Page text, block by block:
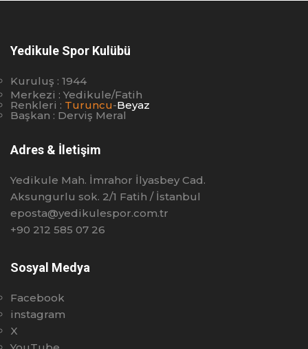
Yedikule Spor Kulübü
Kuruluş : 1944
Merkezi : Yedikule/Fatih
Renkleri : Turuncu-Beyaz
Başkan : Derviş Meral
Adres & İletişim
Yedikule Mah. İmrahor İlyasbey Cad.
Aksungurlu sok. 2/1 Fatih / İstanbul
eposta@yedikulespor.com.tr
+90 212 585 07 26
Sosyal Medya
Facebook
instagram
X